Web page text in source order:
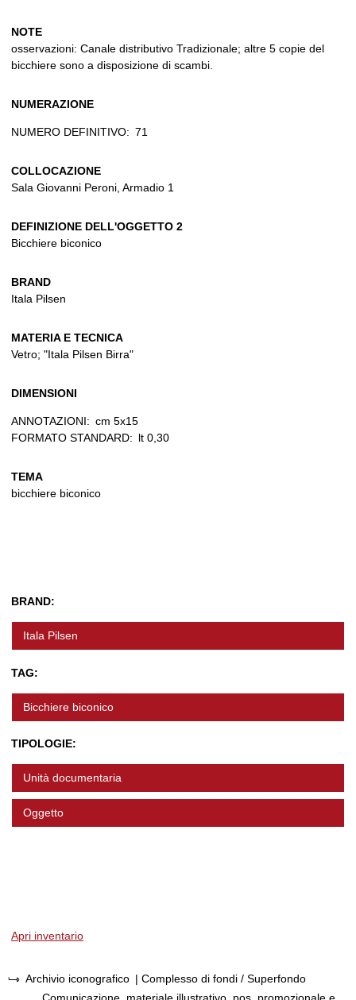
NOTE
osservazioni: Canale distributivo Tradizionale; altre 5 copie del
bicchiere sono a disposizione di scambi.
NUMERAZIONE
NUMERO DEFINITIVO: 71
COLLOCAZIONE
Sala Giovanni Peroni, Armadio 1
DEFINIZIONE DELL'OGGETTO 2
Bicchiere biconico
BRAND
Itala Pilsen
MATERIA E TECNICA
Vetro; "Itala Pilsen Birra"
DIMENSIONI
ANNOTAZIONI: cm 5x15
FORMATO STANDARD: lt 0,30
TEMA
bicchiere biconico
BRAND:
Itala Pilsen
TAG:
Bicchiere biconico
TIPOLOGIE:
Unità documentaria
Oggetto
Apri inventario
Archivio iconografico | Complesso di fondi / Superfondo